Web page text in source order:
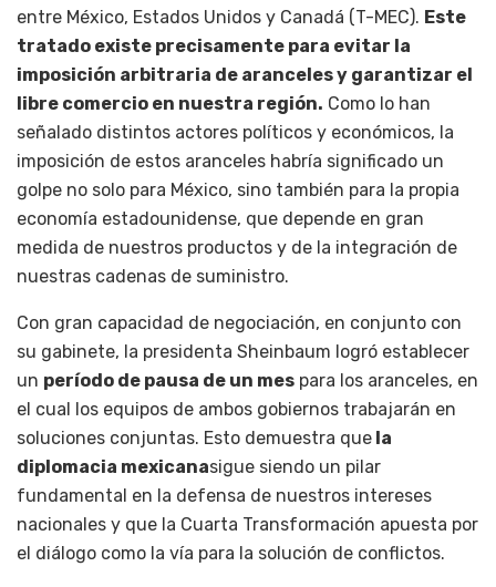
entre México, Estados Unidos y Canadá (T-MEC). Este
tratado existe precisamente para evitar la
imposición arbitraria de aranceles y garantizar el
libre comercio en nuestra región. Como lo han
señalado distintos actores políticos y económicos, la
imposición de estos aranceles habría significado un
golpe no solo para México, sino también para la propia
economía estadounidense, que depende en gran
medida de nuestros productos y de la integración de
nuestras cadenas de suministro.
Con gran capacidad de negociación, en conjunto con
su gabinete, la presidenta Sheinbaum logró establecer
un período de pausa de un mes para los aranceles, en
el cual los equipos de ambos gobiernos trabajarán en
soluciones conjuntas. Esto demuestra que la
diplomacia mexicanasigue siendo un pilar
fundamental en la defensa de nuestros intereses
nacionales y que la Cuarta Transformación apuesta por
el diálogo como la vía para la solución de conflictos.